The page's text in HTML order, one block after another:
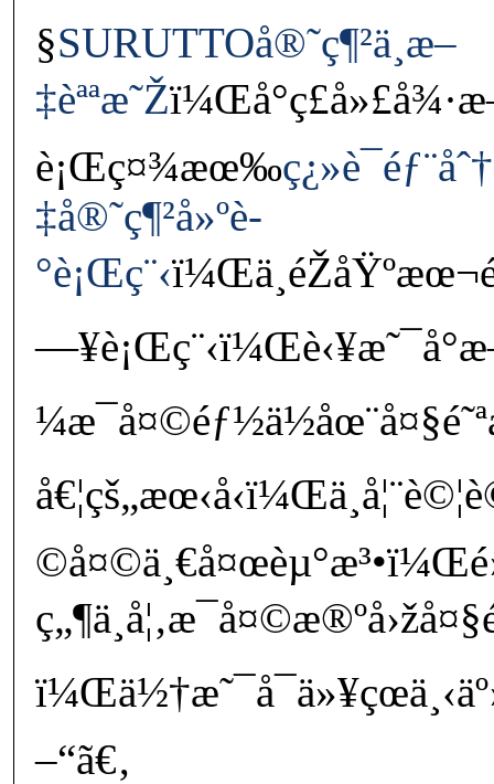
§SURUTTOå®˜ç¶²ä¸­æ–
‡èªªæ˜Ž
è¡Œç¤¾æœ‰
‡å®˜ç¶²å»ºè­
°è¡Œç¨‹
–“ã€‚